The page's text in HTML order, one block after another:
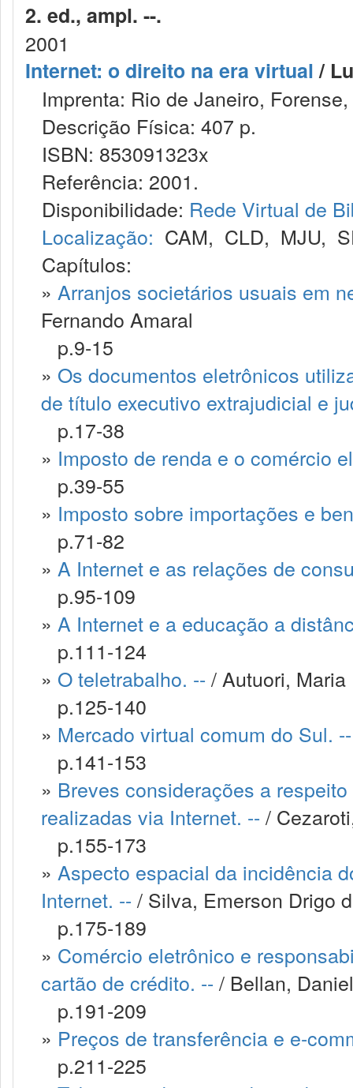
2. ed., ampl. --.
2001
Internet: o direito na era virtual/
Imprenta: Rio de Janeiro,
Descrição Física: 407 p.
ISBN: 853091323x
Referência: 2001.
Disponibilidade: Rede Virtual de
Localização: CAM, CLD, MJU,
Capítulos:
» Arranjos societários usuais em
Fernando Amaral
p.9-15
» Os documentos eletrônicos
de título executivo extrajudicial e
p.17-38
» Imposto de renda e o comércio
p.39-55
» Imposto sobre importações e
p.71-82
» A Internet e as relações de
p.95-109
» A Internet e a educação a
p.111-124
» O teletrabalho. -- / Autuori,
p.125-140
» Mercado virtual comum do Sul. --
p.141-153
» Breves considerações a
realizadas via Internet. -- /
p.155-173
» Aspecto espacial da incidência
Internet. -- / Silva, Emerson Drigo
p.175-189
» Comércio eletrônico e
cartão de crédito. -- / Bellan,
p.191-209
» Preços de transferência e e-
p.211-225